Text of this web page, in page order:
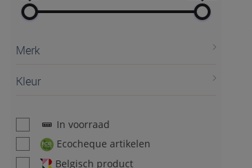
Merk
Kleur
In voorraad
Ecocheque artikelen
Belgisch product